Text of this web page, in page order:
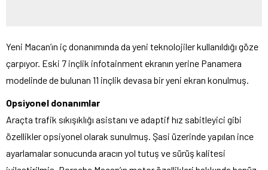
Yeni Macan’ın iç donanımında da yeni teknolojiler kullanıldığı göze
çarpıyor. Eski 7 inçlik infotainment ekranın yerine Panamera
modelinde de bulunan 11 inçlik devasa bir yeni ekran konulmuş.
Opsiyonel donanımlar
Araçta trafik sıkışıklığı asistanı ve adaptif hız sabitleyici gibi
özellikler opsiyonel olarak sunulmuş. Şasi üzerinde yapılan ince
ayarlamalar sonucunda aracın yol tutuş ve sürüş kalitesi